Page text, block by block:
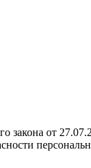
закона от